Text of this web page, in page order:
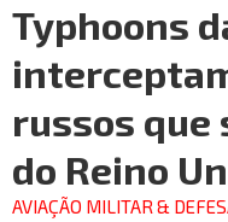
Typhoons
russos que
do Reino
AVIAÇÃO MILITAR &